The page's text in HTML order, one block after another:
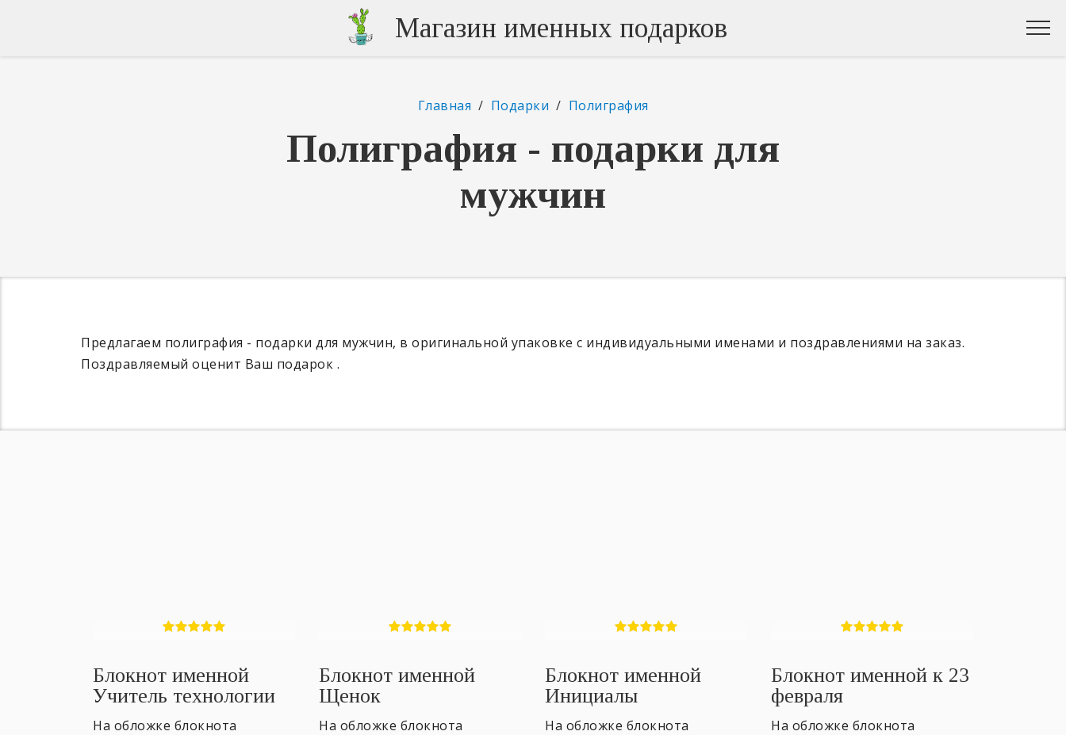
Магазин именных подарков
Главная / Подарки / Полиграфия
Полиграфия - подарки для
мужчин
Предлагаем полиграфия - подарки для мужчин, в оригинальной упаковке с индивидуальными именами и поздравлениями на заказ.
Поздравляемый оценит Ваш подарок .
Блокнот именной
Учитель технологии
М
На обложке блокнота
Блокнот именной
Щенок
На обложке блокнота
Блокнот именной
Инициалы
На обложке блокнота
Блокнот именной к 23
февраля
На обложке блокнота